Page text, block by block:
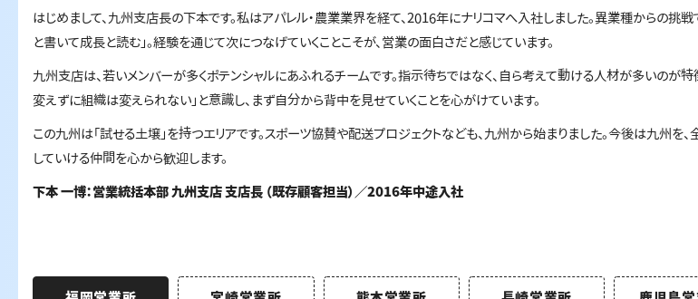
はじめまして、九州支店長の下本です。私はアパレル・農業業界を経て、2016年にナリコマへ入社しました。異業種からの挑
と書いて成長と読む」。経験を通じて次につなげていくことこそが、営業の面白さだと感じています。
九州支店は、若いメンバーが多くポテンシャルにあふれるチームです。指示待ちではなく、自ら考えて動ける人材が多いのが
変えずに組織は変えられない」と意識し、まず自分から背中を見せていくことを心がけています。
この九州は「試せる土壌」を持つエリアです。スポーツ協賛や配送プロジェクトなども、九州から始まりました。今後は九州を
していける仲間を心から歓迎します。
下本 一博：営業統括本部 九州支店 支店長 （既存顧客担当）／2016年中途入社